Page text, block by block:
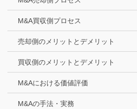
M&A買収側プロセス
売却側のメリットとデメリット
買収側のメリットとデメリット
M&Aにおける価値評価
M&Aの手法・実務